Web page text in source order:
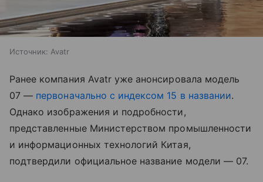
Источник: Avatr
Ранее компания Avatr уже анонсировала модель
07 — первоначально с индексом 15 в названии.
Однако изображения и подробности,
представленные Министерством промышленности
и информационных технологий Китая,
подтвердили официальное название модели — 07.